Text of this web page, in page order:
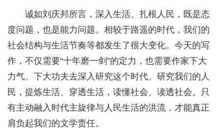
诚如刘庆邦所言，深入生活、扎根人民，既是态
度问题，也是能力问题。相较于路遥的时代，我们的
社会结构与生活节奏等都发生了很大变化。今天的写
作，不仅需要“十年磨一剑”的定力，也需要作家下大
力气、下大功夫去深入研究这个时代、研究我们的人
民，提炼生活、穿透生活，读懂社会、读透社会。只
有主动融入时代主旋律与人民生活的洪流，才能真正
肩负起我们的文学责任。